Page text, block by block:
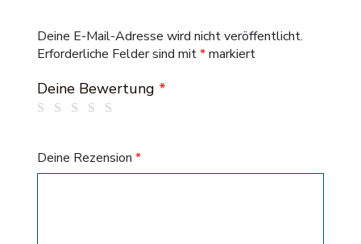
Deine E-Mail-Adresse wird nicht veröffentlicht.
Erforderliche Felder sind mit*markiert
Deine Bewertung *
Deine Rezension *